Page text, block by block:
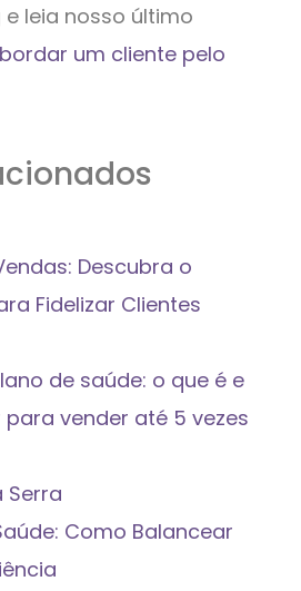
leia nosso último
um cliente pelo
Descubra o
Fidelizar Clientes
de saúde: o que é e
vender até 5 vezes
Serra
Como Balancear